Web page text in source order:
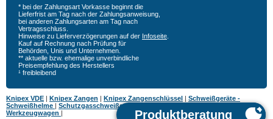
* bei der Zahlungsart Vorkasse beginnt die
Lieferfrist am Tag nach der Zahlungsanweisung,
bei anderen Zahlungsarten am Tag nach
Vertragsschluss.
Hinweise zu Lieferverzögerungen auf der Infoseite
Kauf auf Rechnung nach Prüfung für
Behörden, Unis und Unternehmen.
** aktuelle bzw. ehemalige unverbindliche
Preisempfehlung des Herstellers
¹ freibleibend
Knipex VDE | Knipex Zangen | Knipex Zangenschlüssel | Schweißgeräte -
Schweißhelme | Schutzgasschweißgeräte
Werkzeugwagen |